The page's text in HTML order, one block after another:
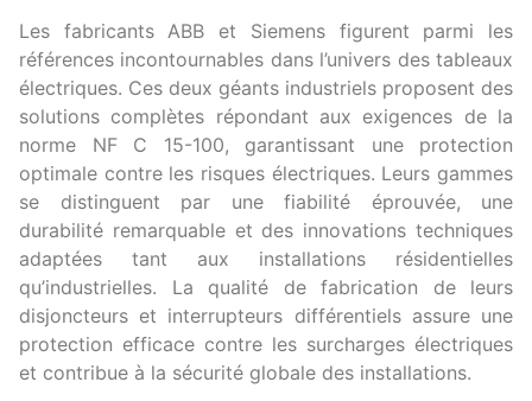
Les fabricants ABB et Siemens figurent parmi les
références incontournables dans l’univers des tableaux
électriques. Ces deux géants industriels proposent des
solutions complètes répondant aux exigences de la
norme NF C 15-100, garantissant une protection
optimale contre les risques électriques. Leurs gammes
se distinguent par une fiabilité éprouvée, une
durabilité remarquable et des innovations techniques
adaptées tant aux installations résidentielles
qu’industrielles. La qualité de fabrication de leurs
disjoncteurs et interrupteurs différentiels assure une
protection efficace contre les surcharges électriques
et contribue à la sécurité globale des installations.